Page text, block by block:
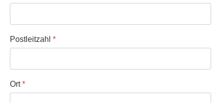
Postleitzahl *
Ort*